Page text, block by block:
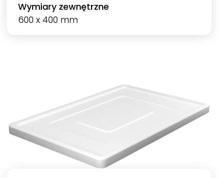
Wymiary zewnętrzne
600 x 400 mm